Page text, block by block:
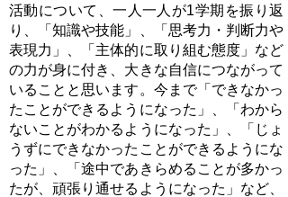
活動について、一人一人が1学期を振り返
り、「知識や技能」、「思考力・判断力や
表現力」、「主体的に取り組む態度」など
の力が身に付き、大きな自信につながって
いることと思います。今まで「できなかっ
たことができるようになった」、「わから
ないことがわかるようになった」、「じょ
うずにできなかったことができるようにな
った」、「途中であきらめることが多かっ
たが、頑張り通せるようになった」など、